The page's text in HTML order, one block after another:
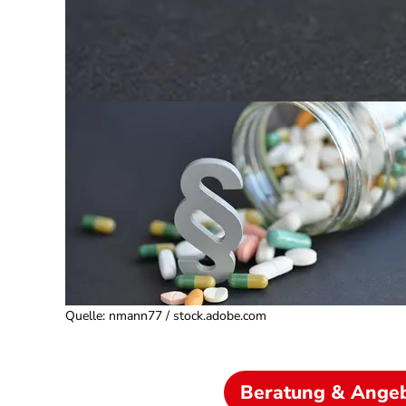
Quelle: nmann77 / stock.adobe.com
Beratung &